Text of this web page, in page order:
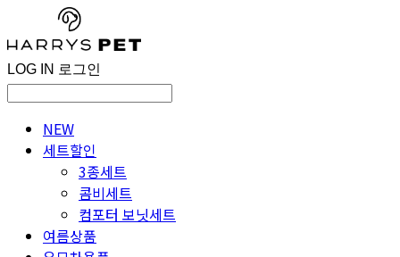
LOG IN 로그인
NEW
세트할인
3종세트
콤비세트
컴포터 보닛세트
여름상품